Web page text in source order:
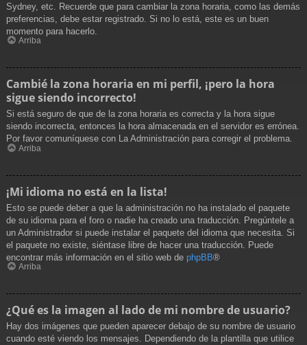
Sydney, etc. Recuerde que para cambiar la zona horaria, como las demás
preferencias, debe estar registrado. Si no lo está, este es un buen
momento para hacerlo.
Arriba
Cambié la zona horaria en mi perfil, ¡pero la hora
sigue siendo incorrecto!
Si está seguro de que de la zona horaria es correcta y la hora sigue
siendo incorrecta, entonces la hora almacenada en el servidor es errónea.
Por favor comuníquese con La Administración para corregir el problema.
Arriba
¡Mi idioma no está en la lista!
Esto se puede deber a que la administración no ha instalado el paquete
de su idioma para el foro o nadie ha creado una traducción. Pregúntele a
un Administrador si puede instalar el paquete del idioma que necesita. Si
el paquete no existe, siéntase libre de hacer una traducción. Puede
encontrar más información en el sitio web de phpBB®
Arriba
¿Qué es la imagen al lado de mi nombre de usuario?
Hay dos imágenes que pueden aparecer debajo de su nombre de usuario
cuando esté viendo los mensajes. Dependiendo de la plantilla que utilice